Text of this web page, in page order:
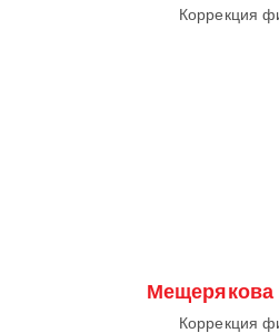
Коррекция
Мещерякова
Коррекция